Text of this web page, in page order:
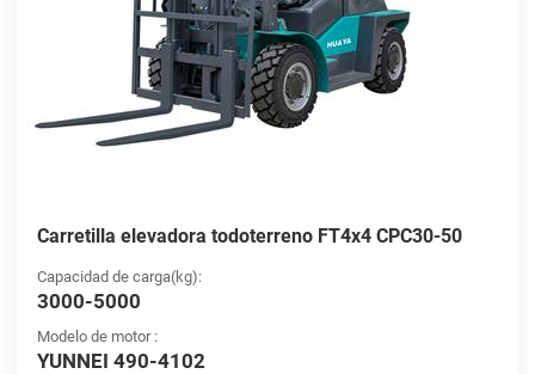
Carretilla elevadora todoterreno FT4x4 CPC30-50
Capacidad de carga(kg):
3000-5000
Modelo de motor :
YUNNEI 490-4102